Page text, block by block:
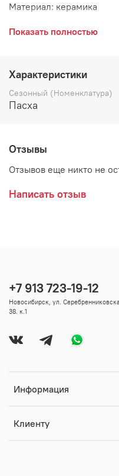
Материал: керамика
Цвет: серо-бежевый
Показать полностью
Характеристики
Сезонный (Номенклатура)
Пасха
Отзывы
Отзывов еще никто не
Написать отзыв
Информация
Клиенту
+7 913 723-19-12
Новосибирск, ул.
38. к.1